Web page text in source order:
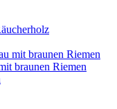
mit braunen Riemen
braunen Riemen